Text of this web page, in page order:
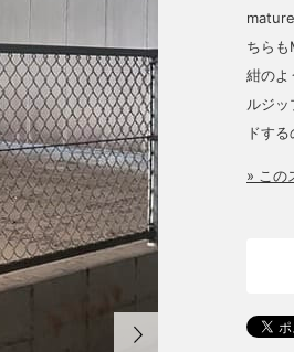
ちらも
紺のよ
ルジ
ドす
» この